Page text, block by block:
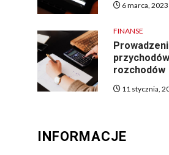
6 marca, 2023
FINANSE
rozchodów
11 stycznia,
INFORMACJE